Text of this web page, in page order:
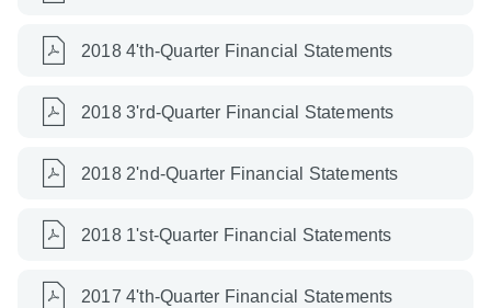
2018 4'th-Quarter Financial Statements
2018 3'rd-Quarter Financial Statements
2018 2'nd-Quarter Financial Statements
2018 1'st-Quarter Financial Statements
2017 4'th-Quarter Financial Statements